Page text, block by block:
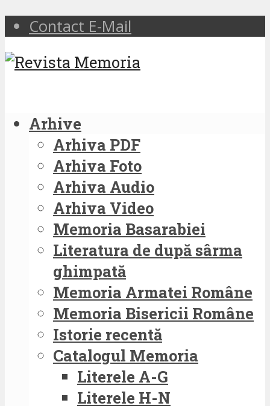
Contact E-Mail
Arhive
Arhiva PDF
Arhiva Foto
Arhiva Audio
Arhiva Video
Memoria Basarabiei
Literatura de după sârma
ghimpată
Memoria Armatei Române
Memoria Bisericii Române
Istorie recentă
Catalogul Memoria
Literele A-G
Literele H-N